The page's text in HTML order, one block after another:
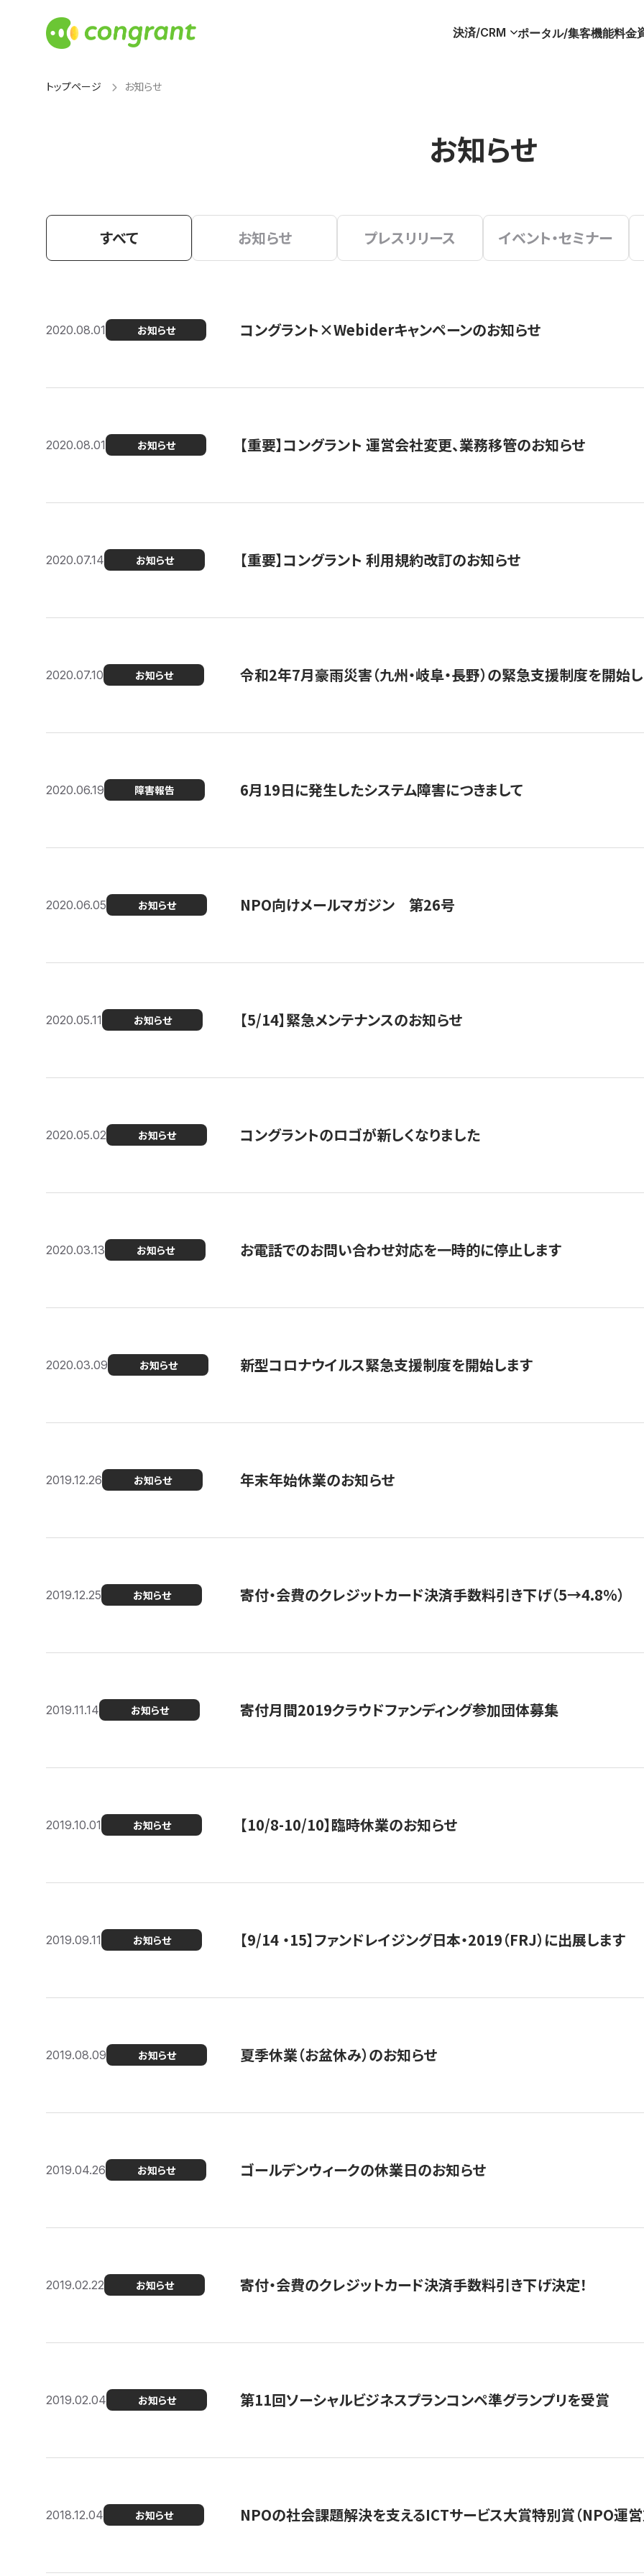
決済/CRM ポータル/集客機能料金
トップページ お知らせ
お知らせ
すべて お知らせ プレスリリース イベント・セミナー
2020.08.01 お知らせ コングラント×Webiderキャンペーンのお知らせ
2020.08.01 お知らせ 【重要】コングラント 運営会社変更、業務移管のお知らせ
2020.07.14 お知らせ 【重要】コングラント 利用規約改訂のお知らせ
2020.07.10 お知らせ 令和2年7月豪雨災害（九州・岐阜・長野）の緊急支援制度を開始
2020.06.19 障害報告 6月19日に発生したシステム障害につきまして
2020.06.05 お知らせ NPO向けメールマガジン 第26号
2020.05.11 お知らせ 【5/14】緊急メンテナンスのお知らせ
2020.05.02 お知らせ コングラントのロゴが新しくなりました
2020.03.13 お知らせ お電話でのお問い合わせ対応を一時的に停止します
2020.03.09 お知らせ 新型コロナウイルス緊急支援制度を開始します
2019.12.26 お知らせ 年末年始休業のお知らせ
2019.12.25 お知らせ 寄付・会費のクレジットカード決済手数料引き下げ（5→4.8%）
2019.11.14 お知らせ 寄付月間2019クラウドファンディング参加団体募集
2019.10.01 お知らせ 【10/8-10/10】臨時休業のお知らせ
2019.09.11 お知らせ 【9/14 ・15】ファンドレイジング日本・2019（FRJ）に出展します
2019.08.09 お知らせ 夏季休業（お盆休み）のお知らせ
2019.04.26 お知らせ ゴールデンウィークの休業日のお知らせ
2019.02.22 お知らせ 寄付・会費のクレジットカード決済手数料引き下げ決定！
2019.02.04 お知らせ 第11回ソーシャルビジネスプランコンペ準グランプリを受賞
2018.12.04 お知らせ NPOの社会課題解決を支えるICTサービス大賞特別賞（NPO運